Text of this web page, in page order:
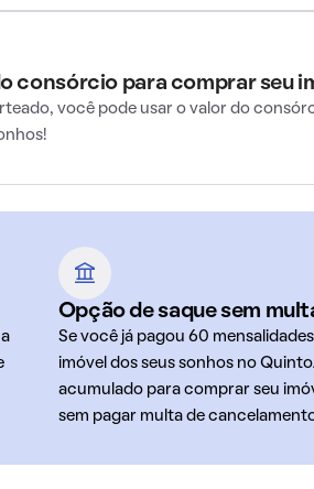
consórcio para comprar seu
você pode usar o valor do
Opção de saque sem
Se você já pagou 60
imóvel dos seus sonhos no
acumulado para comprar seu
sem pagar multa de